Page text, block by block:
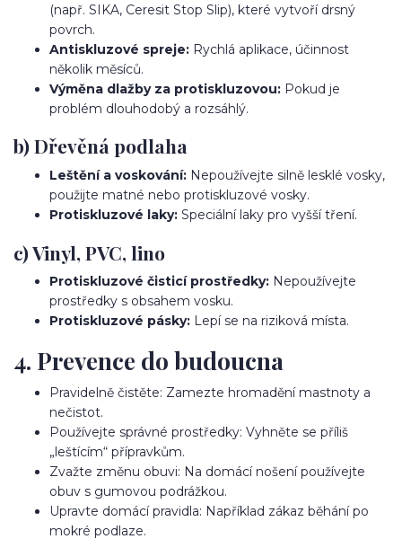
(např. SIKA, Ceresit Stop Slip), které vytvoří drsný
povrch.
Antiskluzové spreje: Rychlá aplikace, účinnost
několik měsíců.
Výměna dlažby za protiskluzovou: Pokud je
problém dlouhodobý a rozsáhlý.
b) Dřevěná podlaha
Leštění a voskování: Nepoužívejte silně lesklé vosky,
použijte matné nebo protiskluzové vosky.
Protiskluzové laky: Speciální laky pro vyšší tření.
c) Vinyl, PVC, lino
Protiskluzové čisticí prostředky: Nepoužívejte
prostředky s obsahem vosku.
Protiskluzové pásky: Lepí se na riziková místa.
4. Prevence do budoucna
Pravidelně čistěte: Zamezte hromadění mastnoty a
nečistot.
Používejte správné prostředky: Vyhněte se příliš
„leštícím“ přípravkům.
Zvažte změnu obuvi: Na domácí nošení používejte
obuv s gumovou podrážkou.
Upravte domácí pravidla: Například zákaz běhání po
mokré podlaze.